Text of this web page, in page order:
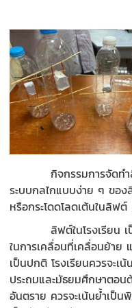
กิจกรรมการจัดทำลิฟต์
ระบบกลไกแบบง่าย ๆ ขอ
หรือกระโดดโลดเต้นในลิ
ลิฟต์ในโรงเรียน เป็น
ในการเคลื่อนที่เคลื่อนย้าย
เป็นปกติ โรงเรียนควรจะเ
ประถมและมัธยมศึกษาตอน
อันตราย ควรจะเน้นย้ำเป็น